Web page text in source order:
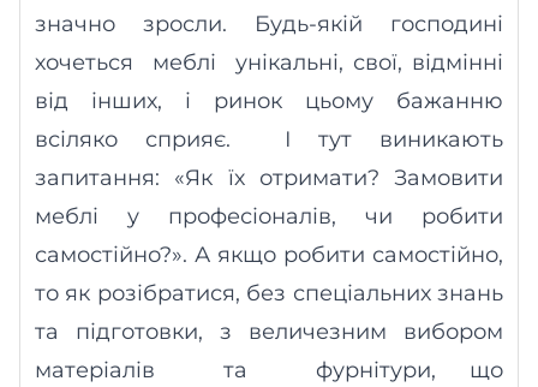
значно зросли. Будь-якій господині
хочеться
меблі
унікальні, свої, відмінні
від інших, і ринок цьому бажанню
всіляко сприяє.
І тут виникають
запитання: «Як їхотримати? Замовити
меблі у професіоналів, чи робити
самостійно?». А якщо робити самостійно,
то як розібратися, без спеціальних знань
та підготовки, з величезним вибором
матеріалів
та
фурнітури, що